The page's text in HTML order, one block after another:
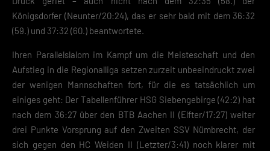
Königsdorfer (Neunter/20:24), das er sehr bald mit dem 36:32
(59.) und 37:32 (60.) beantwortete.
Ihren Parallelslalom im Kampf um die Meisteschaft und den
Aufstieg in die Regionalliga setzen zurzeit unbeeindruckt zwei
der wenigen Mannschaften fort, für die es tatsächlich um
einiges geht: Der Tabellenführer HSG Siebengebirge (42:2) hat
nach dem 36:27 über den BTB Aachen II (Elfter/17:27) weiter
drei Punkte Vorsprung auf den Zweiten SSV Nümbrecht, der
sich gegen den HC Weiden II (Letzter/3:41) noch klarer mit